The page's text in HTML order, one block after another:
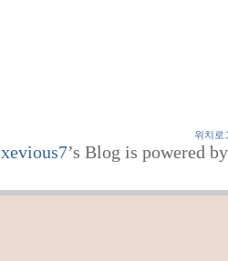
위치로
xevious7’s Blog is powered